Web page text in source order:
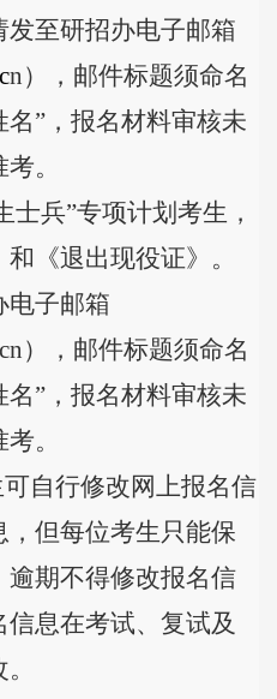
发至研招办电子邮箱
n），邮件标题须命名
名” ，报名材料审核未
。
士兵”专项计划考生，
《退出现役证》。
电子邮箱
），邮件标题须命名
名” ，报名材料审核未
。
自行修改网上报名信
但每位考生只能保
期不得修改报名信
息在考试、复试及